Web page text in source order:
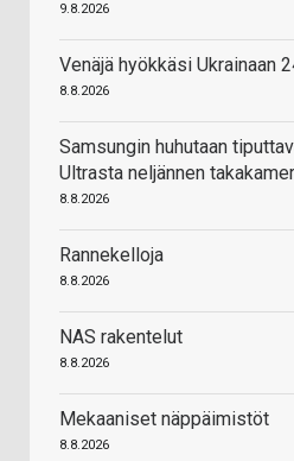
9.8.2026
Venäjä hyökkäsi Ukrainaan
8.8.2026
Samsungin huhutaan
Ultrasta neljännen
8.8.2026
Rannekelloja
8.8.2026
NAS rakentelut
8.8.2026
Mekaaniset näppäimistöt
8.8.2026